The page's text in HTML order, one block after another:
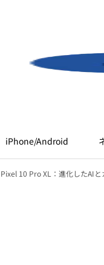
iPhone/Android
10 Pro XL：進化したAI